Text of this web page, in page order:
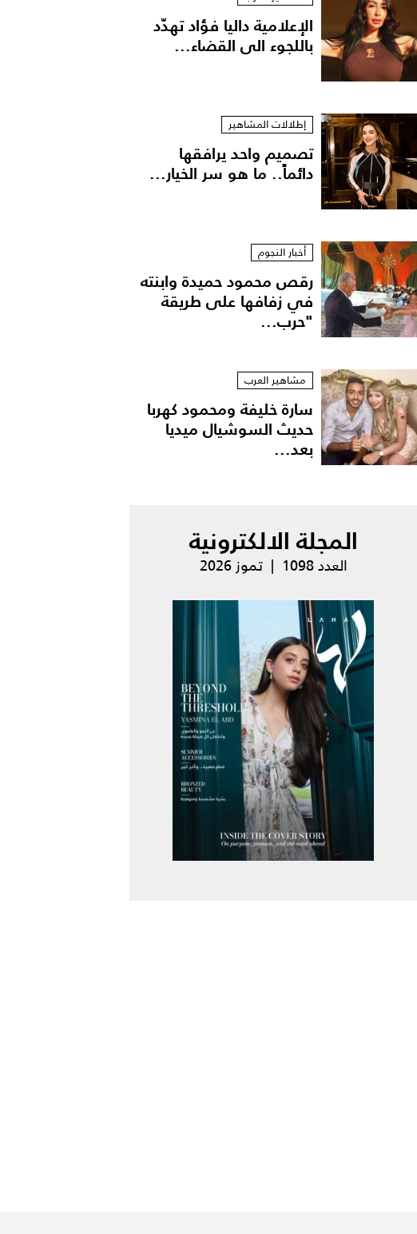
الإعلامية داليا فؤاد تهدّد
باللجوء الى القضاء...
إطلالات المشاهير
تصميم واحد يرافقها
دائماً.. ما هو سر الخيار...
أخبار النجوم
رقص محمود حميدة وابنته
في زفافها على طريقة
"حرب...
مشاهير العرب
سارة خليفة ومحمود كهربا
حديث السوشيال ميديا
بعد...
المجلة الالكترونية
العدد 1098 | تموز 2026